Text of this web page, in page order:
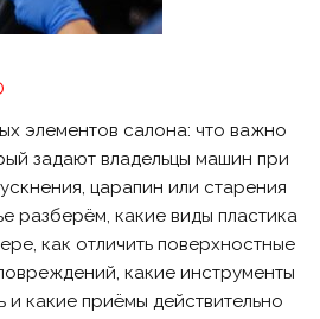
элементов салона: что важно
задают владельцы машин при
царапин или старения
разберём, какие виды пластика
как отличить поверхностные
какие инструменты
и какие приёмы действительно